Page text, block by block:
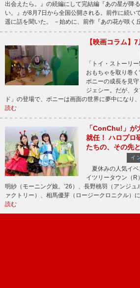
出会えたら。』の続編にして完結編『あの星が降
い。』が8月7日から全国公開される。前作に続い
遥に話を聞いた。 －始めに、前作『あの花が咲く
【映画コラム】
「トイ・ストー
おもちゃを取り巻
ボニーの成長を見
ジェシー。だが、
ド」の登場で、ボニーは画面の世界に夢中になり
読む
「ConChu!」が
就任！ ハロプロ
たちの、その先
イ
夏休みの人気イベ
イツリータウン（R
明紗（モーニング娘。’26）、長野桃羽（アンジ
ァクトリー）、相馬優芽（ロージークロニクル）
読む